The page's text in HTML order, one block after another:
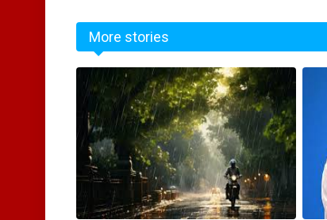
More stories